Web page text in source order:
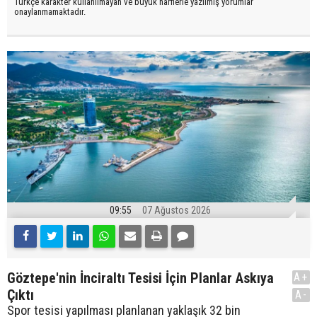
onaylanmamaktadır.
09:55 07 Ağustos 2026
Göztepe'nin İnciraltı Tesisi İçin Planlar Askıya
Çıktı
Spor tesisi yapılması planlanan yaklaşık 32 bin
A+
A-